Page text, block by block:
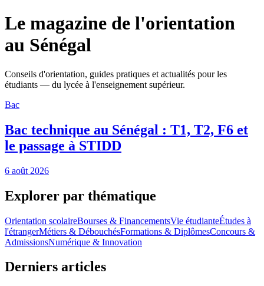
Le magazine de l'orientation
au Sénégal
Conseils d'orientation, guides pratiques et actualités pour les
étudiants — du lycée à l'enseignement supérieur.
Bac
Bac technique au Sénégal : T1, T2, F6 et
le passage à STIDD
6 août 2026
Explorer par thématique
Orientation scolaireBourses & FinancementsVie étudianteÉtudes à
l'étrangerMétiers & DébouchésFormations & DiplômesConcours &
AdmissionsNumérique & Innovation
Derniers articles